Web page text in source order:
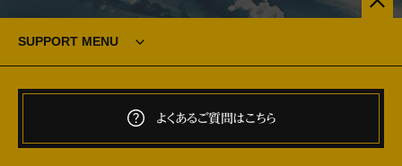
SUPPORT MENU
よくあるご質問はこちら